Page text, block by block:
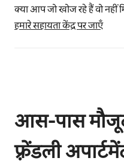
क्या आप जो खोज रहे हैं वो नहीं
हमारे सहायता केंद्र पर जाएँ
आस-पास
फ़्रेंडली